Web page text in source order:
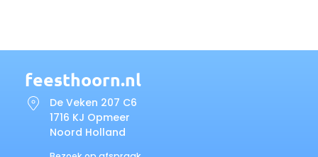
feesthoorn.nl
De Veken 207 C6
1716 KJ Opmeer
Noord Holland